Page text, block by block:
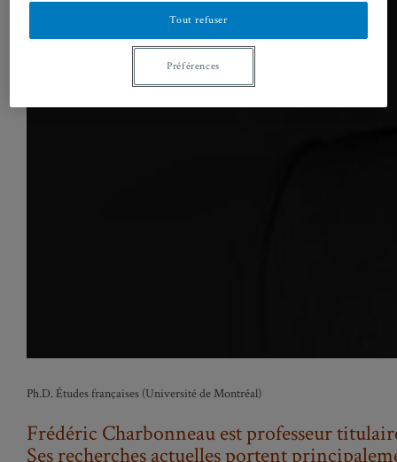
Ph.D. Études françaises (Université de Montréal)
Frédéric Charbonneau est professeur
Ses recherches actuelles portent
Tout refuser
Préférences